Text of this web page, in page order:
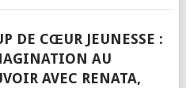
DE CŒUR JEUNESSE :
AU
AVEC RENATA,